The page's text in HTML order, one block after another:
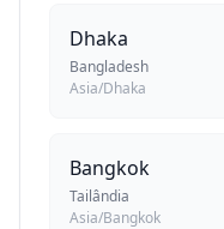
Dhaka
Bangladesh
Asia/Dhaka
Bangkok
Tailândia
Asia/Bangkok